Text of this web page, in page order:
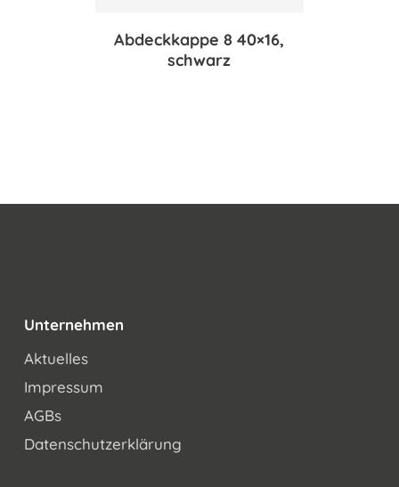
Abdeckkappe 8 40×16,
schwarz
Unternehmen
Aktuelles
Impressum
AGBs
Datenschutzerklärung